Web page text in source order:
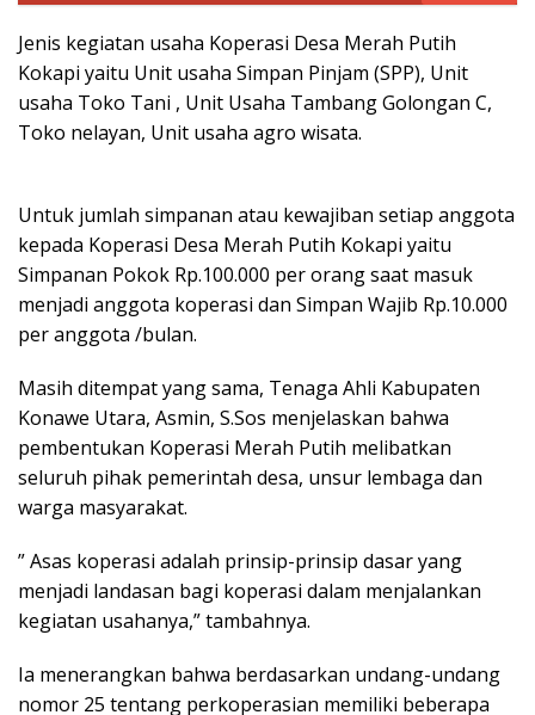
Jenis kegiatan usaha Koperasi Desa Merah Putih
Kokapi yaitu Unit usaha Simpan Pinjam (SPP), Unit
usaha Toko Tani , Unit Usaha Tambang Golongan C,
Toko nelayan, Unit usaha agro wisata.
Untuk jumlah simpanan atau kewajiban setiap anggota
kepada Koperasi Desa Merah Putih Kokapi yaitu
Simpanan Pokok Rp.100.000 per orang saat masuk
menjadi anggota koperasi dan Simpan Wajib Rp.10.000
per anggota /bulan.
Masih ditempat yang sama, Tenaga Ahli Kabupaten
Konawe Utara, Asmin, S.Sos menjelaskan bahwa
pembentukan Koperasi Merah Putih melibatkan
seluruh pihak pemerintah desa, unsur lembaga dan
warga masyarakat.
” Asas koperasi adalah prinsip-prinsip dasar yang
menjadi landasan bagi koperasi dalam menjalankan
kegiatan usahanya,” tambahnya.
Ia menerangkan bahwa berdasarkan undang-undang
nomor 25 tentang perkoperasian memiliki beberapa